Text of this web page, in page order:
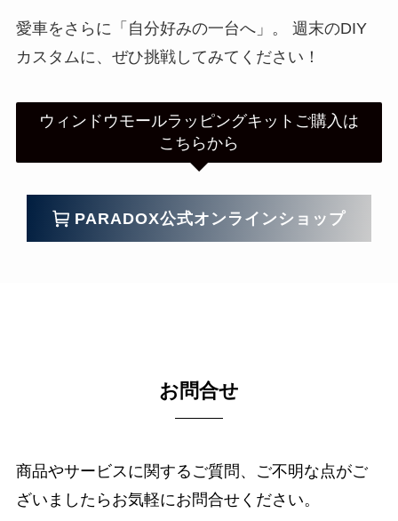
愛車をさらに「自分好みの一台へ」。 週末のDIY
カスタムに、ぜひ挑戦してみてください！
ウィンドウモールラッピングキットご購入は
こちらから
PARADOX公式オンラインショップ
お問合せ
商品やサービスに関するご質問、ご不明な点がご
ざいましたらお気軽にお問合せください。